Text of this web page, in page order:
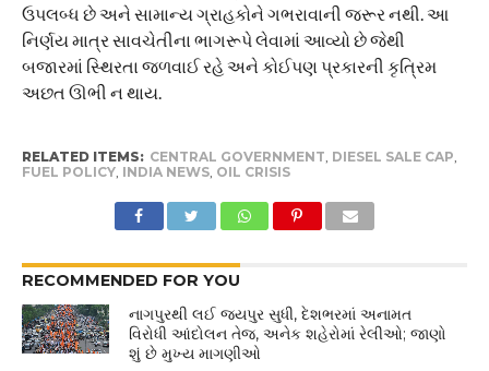
ઉપલબ્ધ છે અને સામાન્ય ગ્રાહકોને ગભરાવાની જરૂર નથી. આ
નિર્ણય માત્ર સાવચેતીના ભાગરૂપે લેવામાં આવ્યો છે જેથી
બજારમાં સ્થિરતા જળવાઈ રહે અને કોઈપણ પ્રકારની કૃત્રિમ
અછત ઊભી ન થાય.
RELATED ITEMS: CENTRAL GOVERNMENT, DIESEL SALE CAP,
FUEL POLICY, INDIA NEWS, OIL CRISIS
RECOMMENDED FOR YOU
નાગપુરથી લઈ જયપુર સુધી, દેશભરમાં અનામત
વિરોધી આંદોલન તેજ, અનેક શહેરોમાં રેલીઓ; જાણો
શું છે મુખ્ય માગણીઓ